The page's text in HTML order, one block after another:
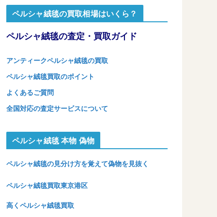
ペルシャ絨毯の買取相場はいくら？
ペルシャ絨毯の査定・買取ガイド
アンティークペルシャ絨毯の買取
ペルシャ絨毯買取のポイント
よくあるご質問
全国対応の査定サービスについて
ペルシャ絨毯 本物 偽物
ペルシャ絨毯の見分け方を覚えて偽物を見抜く
ペルシャ絨毯買取東京港区
高くペルシャ絨毯買取